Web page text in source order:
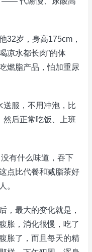
岁，身高175cm，
凉水都长肉”的体
燃脂产品，怕加重尿
服，不用冲泡，比
然后正常吃饭、上班
有什么味道，吞下
点比代餐和减脂茶好
。
最大的变化就是，
胀，消化很慢，吃了
胀了，而且每天的精